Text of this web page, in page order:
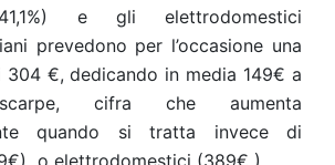
e gli elettrodomestici
prevedono per l’occasione una
304 €, dedicando in media 149€ a
cifra che aumenta
quando si tratta invece di
o elettrodomestici (389€ ).